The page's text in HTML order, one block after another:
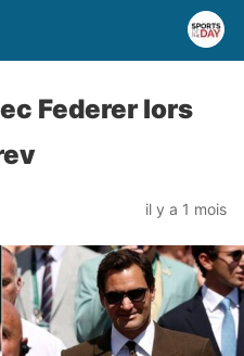
Federer lors
il y a 1 mois